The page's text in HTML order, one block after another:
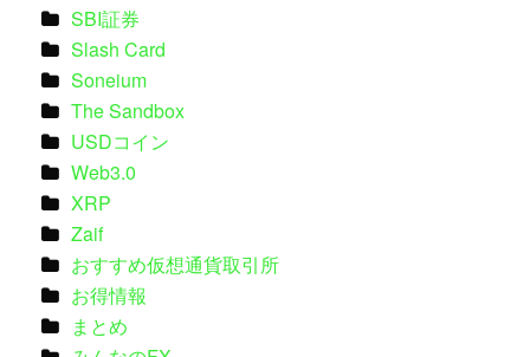
SBI証券
Slash Card
Soneium
The Sandbox
USDコイン
Web3.0
XRP
Zaif
おすすめ仮想通貨取引所
お得情報
まとめ